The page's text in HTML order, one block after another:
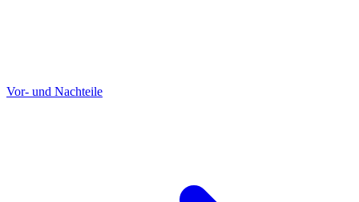
Vor- und Nachteile